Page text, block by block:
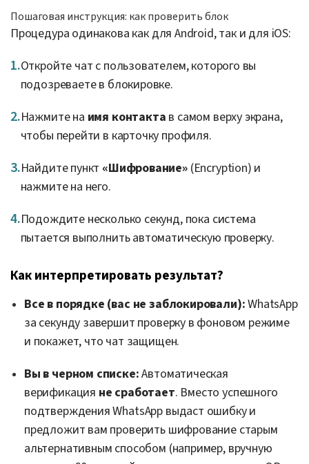
Пошаговая инструкция: как проверить блок
Процедура одинакова как для Android, так и для iOS:
Откройте чат с пользователем, которого вы
подозреваете в блокировке.
Нажмите на имя контакта в самом верху экрана,
чтобы перейти в карточку профиля.
Найдите пункт «Шифрование»(Encryption) и
нажмите на него.
Подождите несколько секунд, пока система
пытается выполнить автоматическую проверку.
Как интерпретировать результат?
Все в порядке (вас не заблокировали):WhatsApp
за секунду завершит проверку в фоновом режиме
и покажет, что чат защищен.
Вы в черном списке:Автоматическая
верификация не сработает. Вместо успешного
подтверждения WhatsApp выдаст ошибку и
предложит вам проверить шифрование старым
альтернативным способом (например, вручную